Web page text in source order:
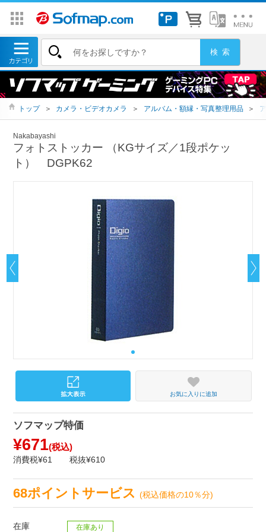
トップ ＞ カメラ・ビデオカメラ ＞ アルバム・額縁・写真整理用品 ＞
Nakabayashi
フォトストッカー （KGサイズ／1段ポケッ
ト） DGPK62
お気に入りに追加
ソフマップ特価
¥671(税込)
消費税¥61 税抜¥610
68ポイントサービス(税込価格の10％分)
在庫 在庫あり